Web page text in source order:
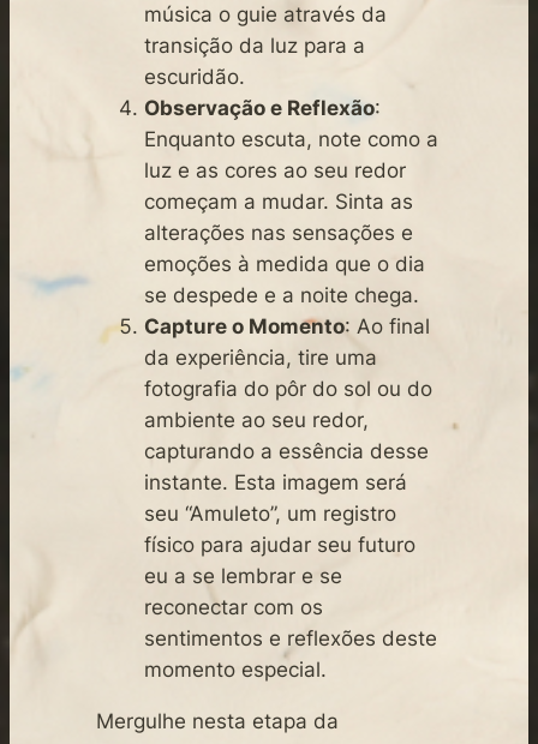
música o guie através da
transição da luz para a
escuridão.
Observação e Reflexão:
Enquanto escuta, note como a
luz e as cores ao seu redor
começam a mudar. Sinta as
alterações nas sensações e
emoções à medida que o dia
se despede e a noite chega.
Capture o Momento: Ao final
da experiência, tire uma
fotografia do pôr do sol ou do
ambiente ao seu redor,
capturando a essência desse
instante. Esta imagem será
seu “Amuleto”, um registro
físico para ajudar seu futuro
eu a se lembrar e se
reconectar com os
sentimentos e reflexões deste
momento especial.
Mergulhe nesta etapa da